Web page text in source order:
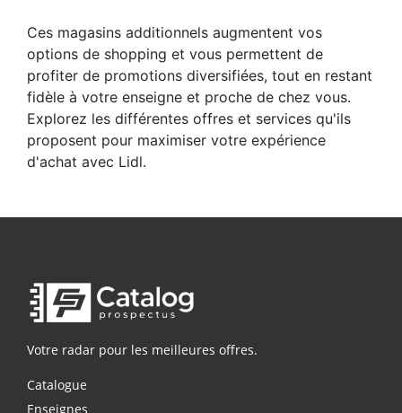
Ces magasins additionnels augmentent vos
options de shopping et vous permettent de
profiter de promotions diversifiées, tout en restant
fidèle à votre enseigne et proche de chez vous.
Explorez les différentes offres et services qu'ils
proposent pour maximiser votre expérience
d'achat avec Lidl.
Votre radar pour les meilleures offres.
Catalogue
Enseignes